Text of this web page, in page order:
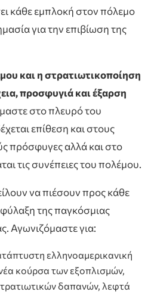
κάθε εμπλοκή στον πόλεμο
για την επιβίωση της
και η στρατιωτικοποίηση
προσφυγιά και έξαρση
στο πλευρό του
επίθεση και στους
πρόσφυγες αλλά και στο
τις συνέπειες του πολέμου.
να πιέσουν προς κάθε
της παγκόσμιας
Αγωνιζόμαστε για:
ελληνοαμερικανική
κούρσα των εξοπλισμών,
δαπανών, λεφτά